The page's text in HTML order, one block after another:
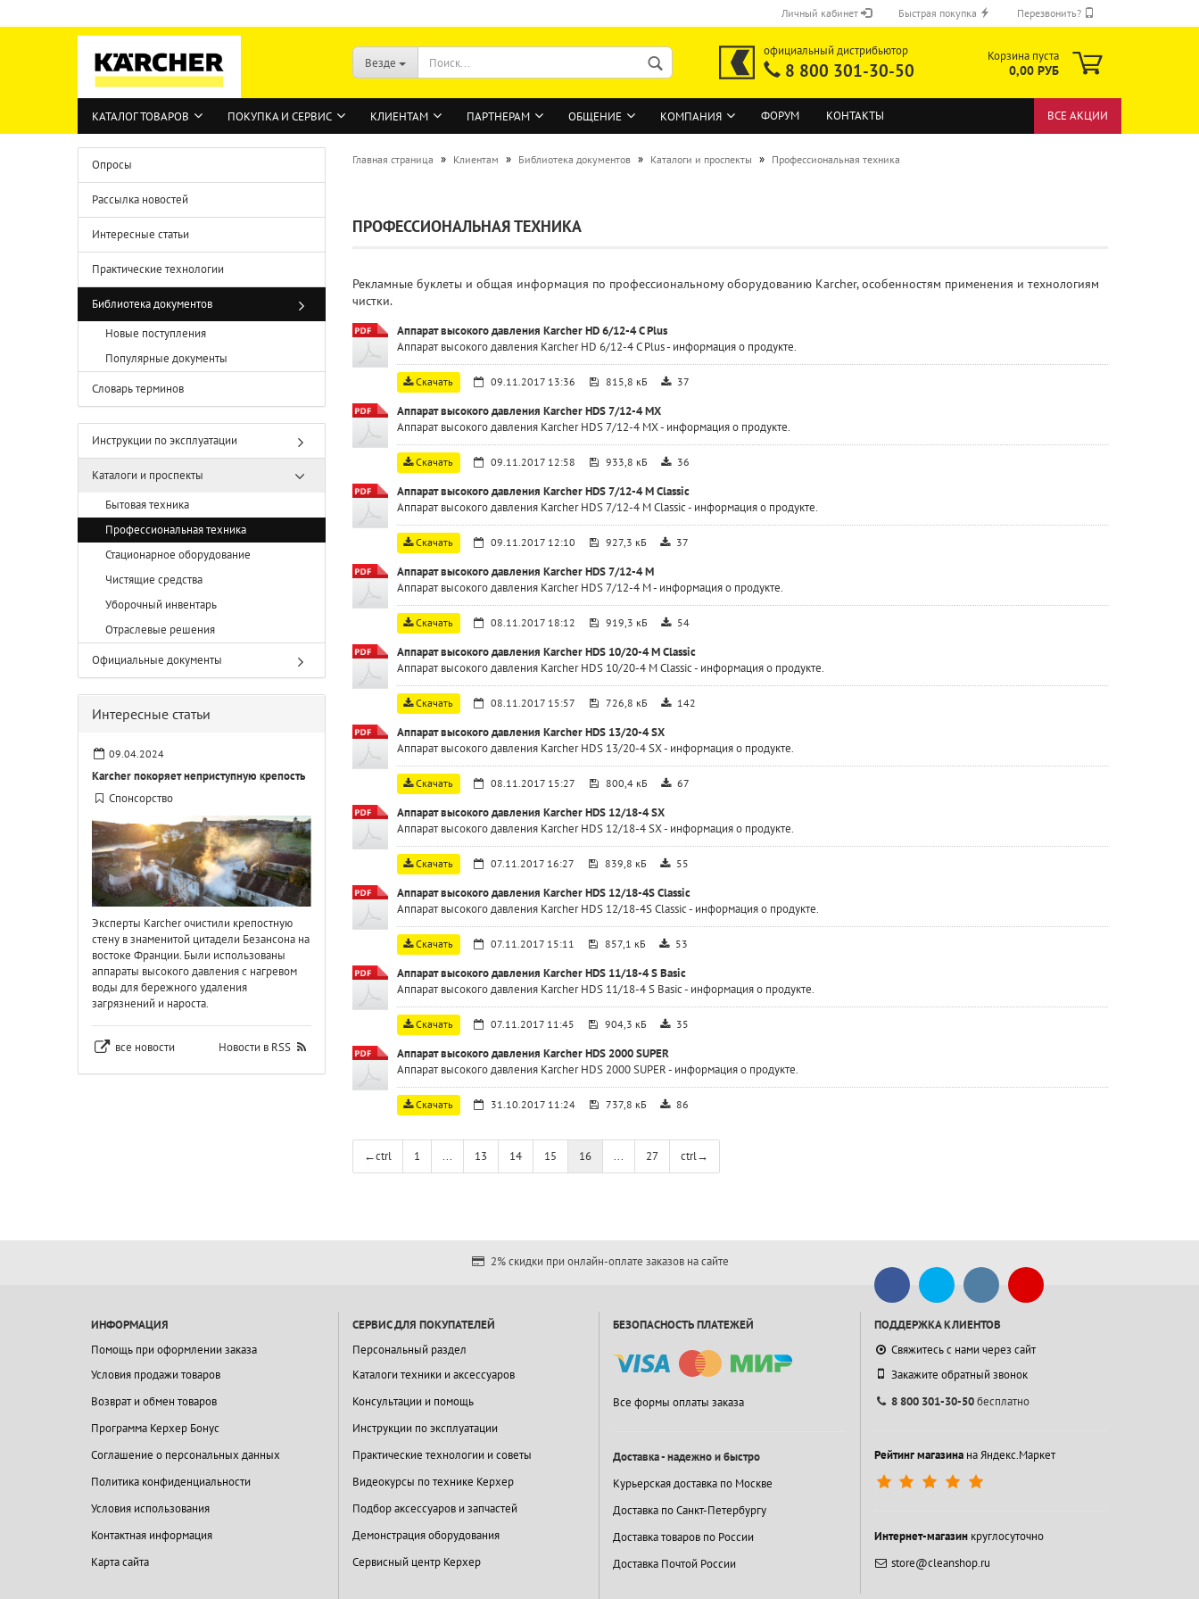
Личный кабинет Быстрая покупка Перезвонить?
Везде
официальный дистрибьютор
8 800 301-30-50
Корзина пуста
0,00 РУБ
КАТАЛОГ ТОВАРОВ ПОКУПКА И СЕРВИС КЛИЕНТАМ ПАРТНЕРАМ ОБЩЕНИЕ КОМПАНИЯ ФОРУМ КОНТАКТЫ ВСЕ АКЦИИ
Главная страница » Клиентам » Библиотека документов » Каталоги и проспекты » Профессиональная техника
ПРОФЕССИОНАЛЬНАЯ ТЕХНИКА
Рекламные буклеты и общая информация по профессиональному оборудованию Karcher, особенностям применения и технологиям
чистки.
Аппарат высокого давления Karcher HD 6/12-4 C Plus
Аппарат высокого давления Karcher HD 6/12-4 C Plus - информация о продукте.
Скачать 09.11.2017 13:36 815,8 кБ 37
Аппарат высокого давления Karcher HDS 7/12-4 MX
Аппарат высокого давления Karcher HDS 7/12-4 MX - информация о продукте.
Скачать 09.11.2017 12:58 933,8 кБ 36
Аппарат высокого давления Karcher HDS 7/12-4 M Classic
Аппарат высокого давления Karcher HDS 7/12-4 M Classic - информация о продукте.
Скачать 09.11.2017 12:10 927,3 кБ 37
Аппарат высокого давления Karcher HDS 7/12-4 M
Аппарат высокого давления Karcher HDS 7/12-4 M - информация о продукте.
Скачать 08.11.2017 18:12 919,3 кБ 54
Аппарат высокого давления Karcher HDS 10/20-4 M Classic
Аппарат высокого давления Karcher HDS 10/20-4 M Classic - информация о продукте.
Скачать 08.11.2017 15:57 726,8 кБ 142
Аппарат высокого давления Karcher HDS 13/20-4 SX
Аппарат высокого давления Karcher HDS 13/20-4 SX - информация о продукте.
Скачать 08.11.2017 15:27 800,4 кБ 67
Аппарат высокого давления Karcher HDS 12/18-4 SX
Аппарат высокого давления Karcher HDS 12/18-4 SX - информация о продукте.
Скачать 07.11.2017 16:27 839,8 кБ 55
Аппарат высокого давления Karcher HDS 12/18-4S Classic
Аппарат высокого давления Karcher HDS 12/18-4S Classic - информация о продукте.
Скачать 07.11.2017 15:11 857,1 кБ 53
Аппарат высокого давления Karcher HDS 11/18-4 S Basic
Аппарат высокого давления Karcher HDS 11/18-4 S Basic - информация о продукте.
Скачать 07.11.2017 11:45 904,3 кБ 35
Аппарат высокого давления Karcher HDS 2000 SUPER
Аппарат высокого давления Karcher HDS 2000 SUPER - информация о продукте.
Скачать 31.10.2017 11:24 737,8 кБ 86
←ctrl 1 ... 13 14 15 16 ... 27 ctrl→
Опросы
Рассылка новостей
Интересные статьи
Практические технологии
Библиотека документов
Новые поступления
Популярные документы
Словарь терминов
Инструкции по эксплуатации
Каталоги и проспекты
Бытовая техника
Профессиональная техника
Стационарное оборудование
Чистящие средства
Уборочный инвентарь
Отраслевые решения
Официальные документы
Интересные статьи
09.04.2024
Karcher покоряет неприступную крепость
Спонсорство
Эксперты Karcher очистили крепостную
стену в знаменитой цитадели Безансона на
востоке Франции. Были использованы
аппараты высокого давления с нагревом
воды для бережного удаления
загрязнений и нароста.
все новости Новости в RSS
2% скидки при онлайн-оплате заказов на сайте
ИНФОРМАЦИЯ
Помощь при оформлении заказа
Условия продажи товаров
Возврат и обмен товаров
Программа Керхер Бонус
Соглашение о персональных данных
Политика конфиденциальности
Условия использования
Контактная информация
Карта сайта
СЕРВИС ДЛЯ ПОКУПАТЕЛЕЙ
Персональный раздел
Каталоги техники и аксессуаров
Консультации и помощь
Инструкции по эксплуатации
Практические технологии и советы
Видеокурсы по технике Керхер
Подбор аксессуаров и запчастей
Демонстрация оборудования
Сервисный центр Керхер
БЕЗОПАСНОСТЬ ПЛАТЕЖЕЙ
Все формы оплаты заказа
Доставка - надежно и быстро
Курьерская доставка по Москве
Доставка по Санкт-Петербургу
Доставка товаров по России
Доставка Почтой России
ПОДДЕРЖКА КЛИЕНТОВ
Свяжитесь с нами через сайт
Закажите обратный звонок
8 800 301-30-50бесплатно
Рейтинг магазинана Яндекс.Маркет
Интернет-магазинкруглосуточно
store@cleanshop.ru